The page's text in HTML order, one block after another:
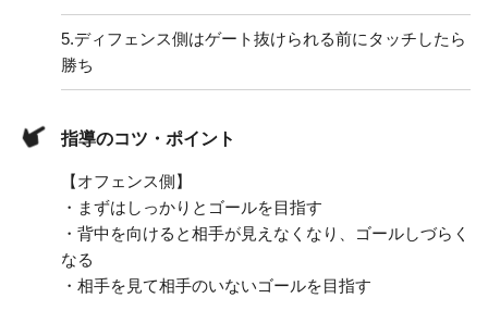
5.ディフェンス側はゲート抜けられる前にタッチしたら
勝ち
指導のコツ・ポイント
【オフェンス側】
・まずはしっかりとゴールを目指す
・背中を向けると相手が見えなくなり、ゴールしづらく
なる
・相手を見て相手のいないゴールを目指す